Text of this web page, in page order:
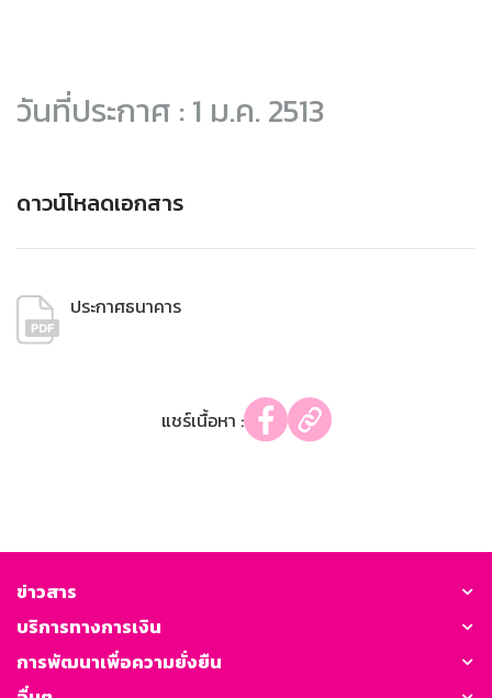
วันที่ประกาศ : 1 ม.ค. 2513
ดาวน์โหลดเอกสาร
ประกาศธนาคาร
แชร์เนื้อหา :
ข่าวสาร
บริการทางการเงิน
การพัฒนาเพื่อความยั่งยืน